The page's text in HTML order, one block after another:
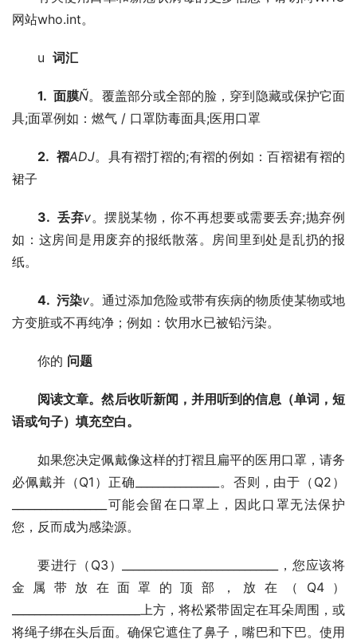
网站who.int。
u 词汇
1. 面膜Ñ。覆盖部分或全部的脸，穿到隐藏或保护它面
具;面罩例如：燃气 / 口罩防毒面具;医用口罩
2. 褶ADJ。具有褶打褶的;有褶的例如：百褶裙有褶的
裙子
3. 丢弃v。摆脱某物，你不再想要或需要丢弃;抛弃例
如：这房间是用废弃的报纸散落。房间里到处是乱扔的报
纸。
4. 污染v。通过添加危险或带有疾病的物质使某物或地
方变脏或不再纯净；例如：饮用水已被铅污染。
你的 问题
阅读文章。然后收听新闻，并用听到的信息（单词，短
语或句子）填充空白。
如果您决定佩戴像这样的打褶且扁平的医用口罩，请务
必佩戴并（Q1）正确_______________。否则，由于（Q2）
_________________可能会留在口罩上，因此口罩无法保护
您，反而成为感染源。
要进行（Q3）____________________________，您应该将
金属带放在面罩的顶部，放在（Q4）
_______________________上方，将松紧带固定在耳朵周围，或
将绳子绑在头后面。确保它遮住了鼻子，嘴巴和下巴。使用